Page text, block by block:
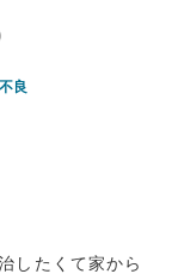
良
したくて家から